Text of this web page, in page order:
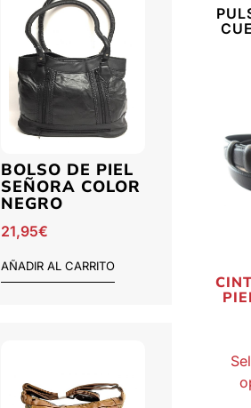
BOLSO DE PIEL
SEÑORA COLOR
NEGRO
21,95€
AÑADIR AL CARRITO